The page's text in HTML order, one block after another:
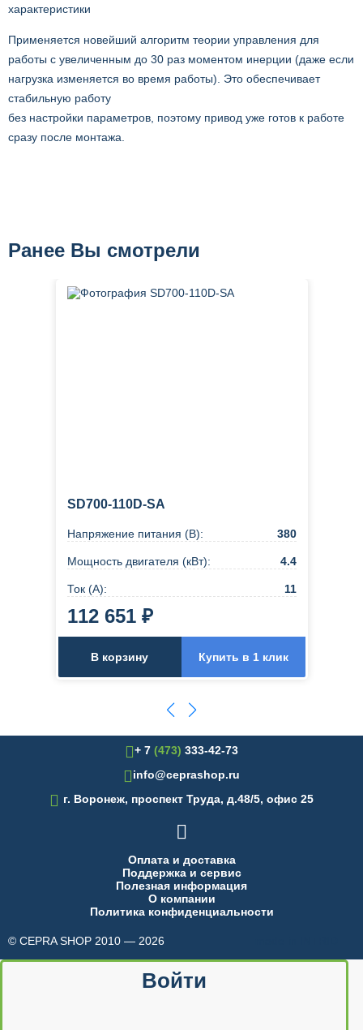
характеристики
Применяется новейший алгоритм теории управления для
работы с увеличенным до 30 раз моментом инерции (даже если
нагрузка изменяется во время работы). Это обеспечивает
стабильную работу
без настройки параметров, поэтому привод уже готов к работе
сразу после монтажа.
Ранее Вы смотрели
SD700-110D-SA
Напряжение питания (В): 380
Мощность двигателя (кВт): 4.4
Ток (А): 11
112 651 ₽
В корзину Купить в 1 клик
+ 7 (473) 333-42-73
info@ceprashop.ru
 г. Воронеж, проспект Труда, д.48/5, офис 25

Оплата и доставка
Поддержка и сервис
Полезная информация
О компании
Политика конфиденциальности
© CEPRA SHOP 2010 — 2026
Войти